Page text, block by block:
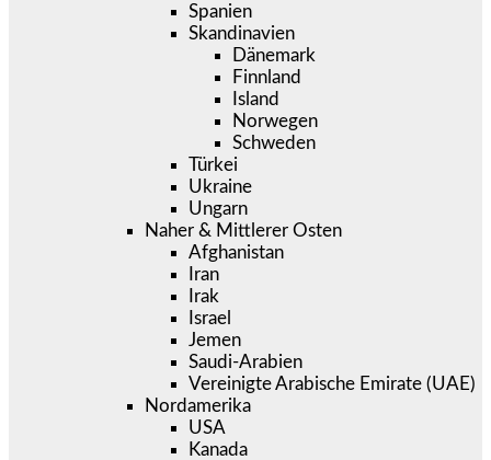
Spanien
Skandinavien
Dänemark
Finnland
Island
Norwegen
Schweden
Türkei
Ukraine
Ungarn
Naher & Mittlerer Osten
Afghanistan
Iran
Irak
Israel
Jemen
Saudi-Arabien
Vereinigte Arabische Emirate (UAE)
Nordamerika
USA
Kanada